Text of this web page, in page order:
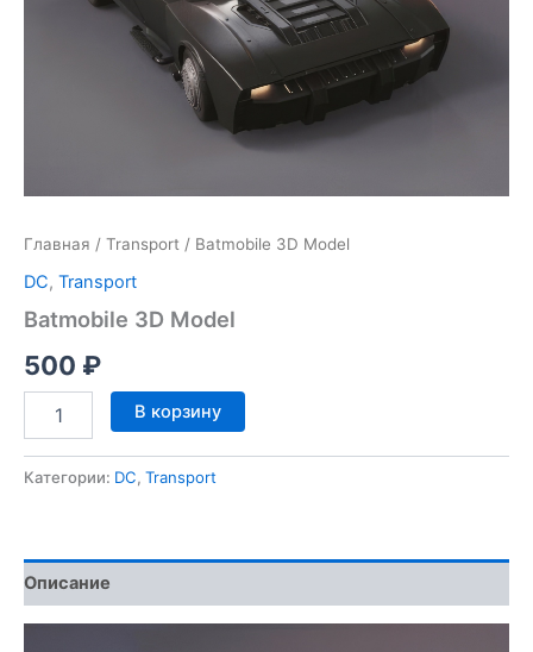
Главная / Transport / Batmobile 3D Model
DC, Transport
Batmobile 3D Model
500 ₽
Количество
товара
3D
В корзину
Категории: DC, Transport
Описание